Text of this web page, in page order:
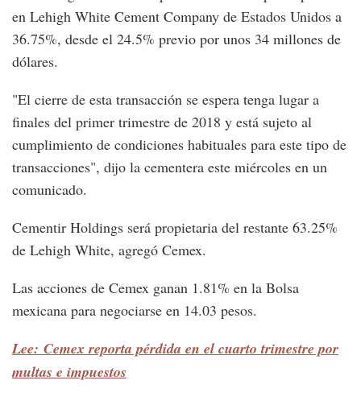
en Lehigh White Cement Company de Estados Unidos a
36.75%, desde el 24.5% previo por unos 34 millones de
dólares.
"El cierre de esta transacción se espera tenga lugar a
finales del primer trimestre de 2018 y está sujeto al
cumplimiento de condiciones habituales para este tipo de
transacciones", dijo la cementera este miércoles en un
comunicado.
Cementir Holdings será propietaria del restante 63.25%
de Lehigh White, agregó Cemex.
Las acciones de Cemex ganan 1.81% en la Bolsa
mexicana para negociarse en 14.03 pesos.
Lee: Cemex reporta pérdida en el cuarto trimestre por
multas e impuestos